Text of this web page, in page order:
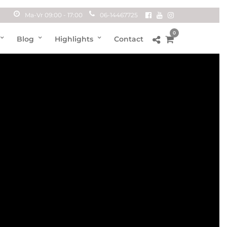
Ma-Vr 09:00 - 17:00 06-14467725
Blog Highlights Contact
0